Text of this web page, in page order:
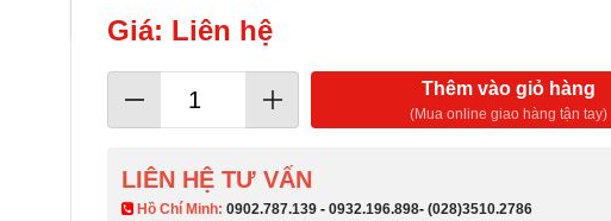
Giá: Liên hệ
Thêm vào giỏ hàng
(Mua online giao hàng tận tay)
LIÊN HỆ TƯ VẤN
​ Hồ Chí Minh:0902.787.139 -0932.196.898-(028)3510.2786